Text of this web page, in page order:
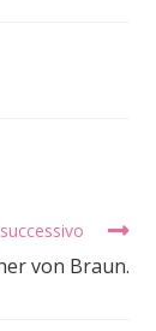
von Braun.